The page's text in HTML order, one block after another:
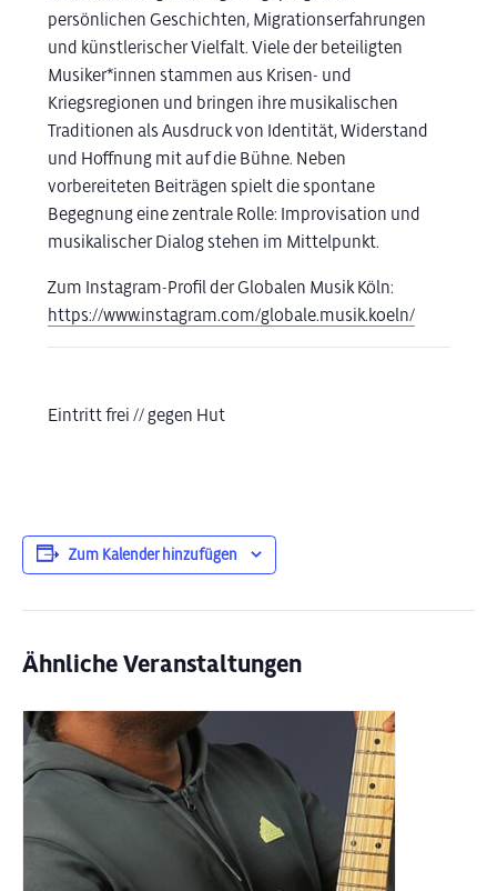
persönlichen Geschichten, Migrationserfahrungen
und künstlerischer Vielfalt. Viele der beteiligten
Musiker*innen stammen aus Krisen- und
Kriegsregionen und bringen ihre musikalischen
Traditionen als Ausdruck von Identität, Widerstand
und Hoffnung mit auf die Bühne. Neben
vorbereiteten Beiträgen spielt die spontane
Begegnung eine zentrale Rolle: Improvisation und
musikalischer Dialog stehen im Mittelpunkt.
Zum Instagram-Profil der Globalen Musik Köln:
https://www.instagram.com/globale.musik.koeln/
Eintritt frei // gegen Hut
Zum Kalender hinzufügen
Ähnliche Veranstaltungen